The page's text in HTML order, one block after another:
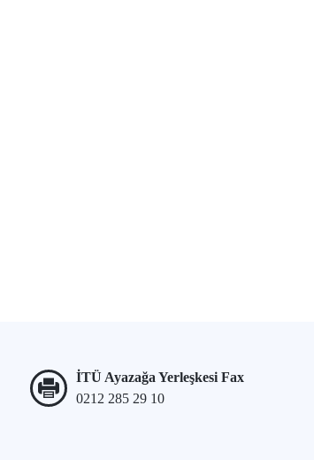
İTÜ Ayazağa Yerleşkesi Fax
0212 285 29 10